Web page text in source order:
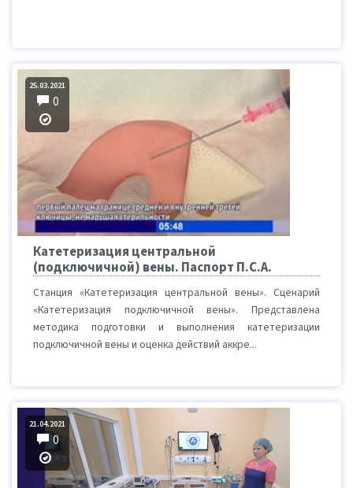
25.03.2021
0
Катетеризация центральной
(подключичной) вены. Паспорт П.С.А.
Станция «Катетеризация центральной вены». Сценарий
«Катетеризация подключичной вены». Представлена
методика подготовки и выполнения катетеризации
подключичной вены и оценка действий аккре...
21.04.2021
0